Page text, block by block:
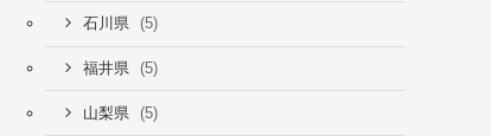
石川県 (5)
福井県 (5)
山梨県 (5)